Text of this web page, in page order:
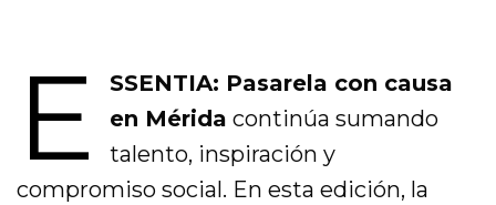
E
SSENTIA: Pasarela con causa
en Mérida continúa sumando
talento, inspiración y
compromiso social. En esta edición, la